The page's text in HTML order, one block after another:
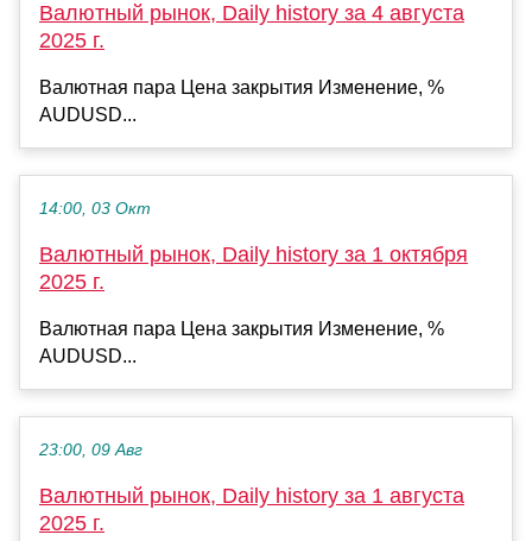
Валютный рынок, Daily history за 4 августа
2025 г.
Валютная пара Цена закрытия Изменение, %
AUDUSD...
14:00, 03 Окт
Валютный рынок, Daily history за 1 октября
2025 г.
Валютная пара Цена закрытия Изменение, %
AUDUSD...
23:00, 09 Авг
Валютный рынок, Daily history за 1 августа
2025 г.